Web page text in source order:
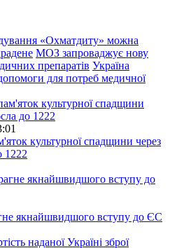
«Охматдиту» можна
МОЗ запроваджує нову
препаратів Україна
для потреб медичної
культурної спадщини через
1222
якнайшвидшого вступу до ЄС